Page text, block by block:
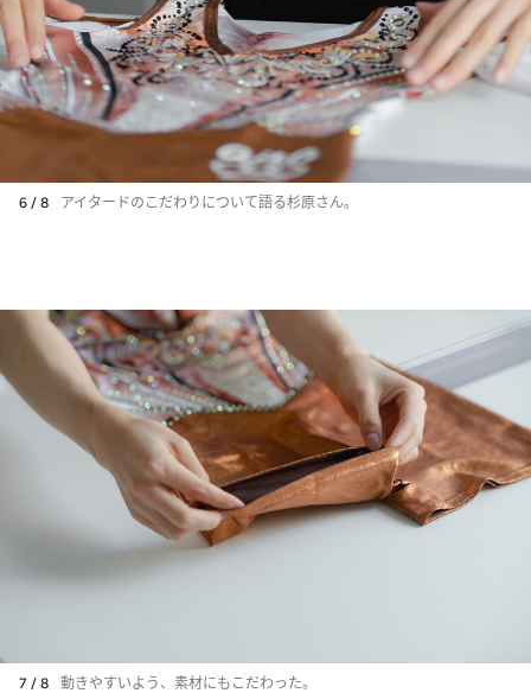
6 / 8 アイタードのこだわりについて語る杉原さん。
7 / 8 動きやすいよう、素材にもこだわった。